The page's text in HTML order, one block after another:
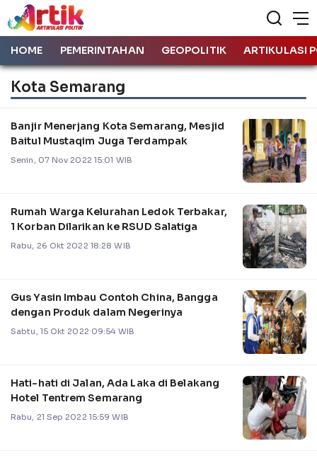
HOME PEMERINTAHAN GEOPOLITIK ARTIKULASI
Kota Semarang
Banjir Menerjang Kota Semarang, Mesjid
Baitul Mustaqim Juga Terdampak
Senin, 07 Nov 2022 15:01 WIB
Rumah Warga Kelurahan Ledok Terbakar,
1 Korban Dilarikan ke RSUD Salatiga
Rabu, 26 Okt 2022 18:28 WIB
Gus Yasin Imbau Contoh China, Bangga
dengan Produk dalam Negerinya
Sabtu, 15 Okt 2022 09:54 WIB
Hati-hati di Jalan, Ada Laka di Belakang
Hotel Tentrem Semarang
Rabu, 21 Sep 2022 15:59 WIB